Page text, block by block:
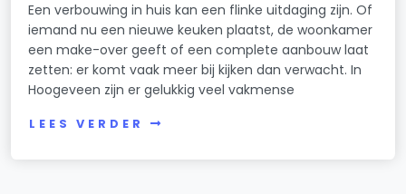
Een verbouwing in huis kan een flinke uitdaging zijn. Of
iemand nu een nieuwe keuken plaatst, de woonkamer
een make-over geeft of een complete aanbouw laat
zetten: er komt vaak meer bij kijken dan verwacht. In
Hoogeveen zijn er gelukkig veel vakmense
LEES VERDER